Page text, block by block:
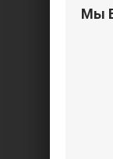
Мы